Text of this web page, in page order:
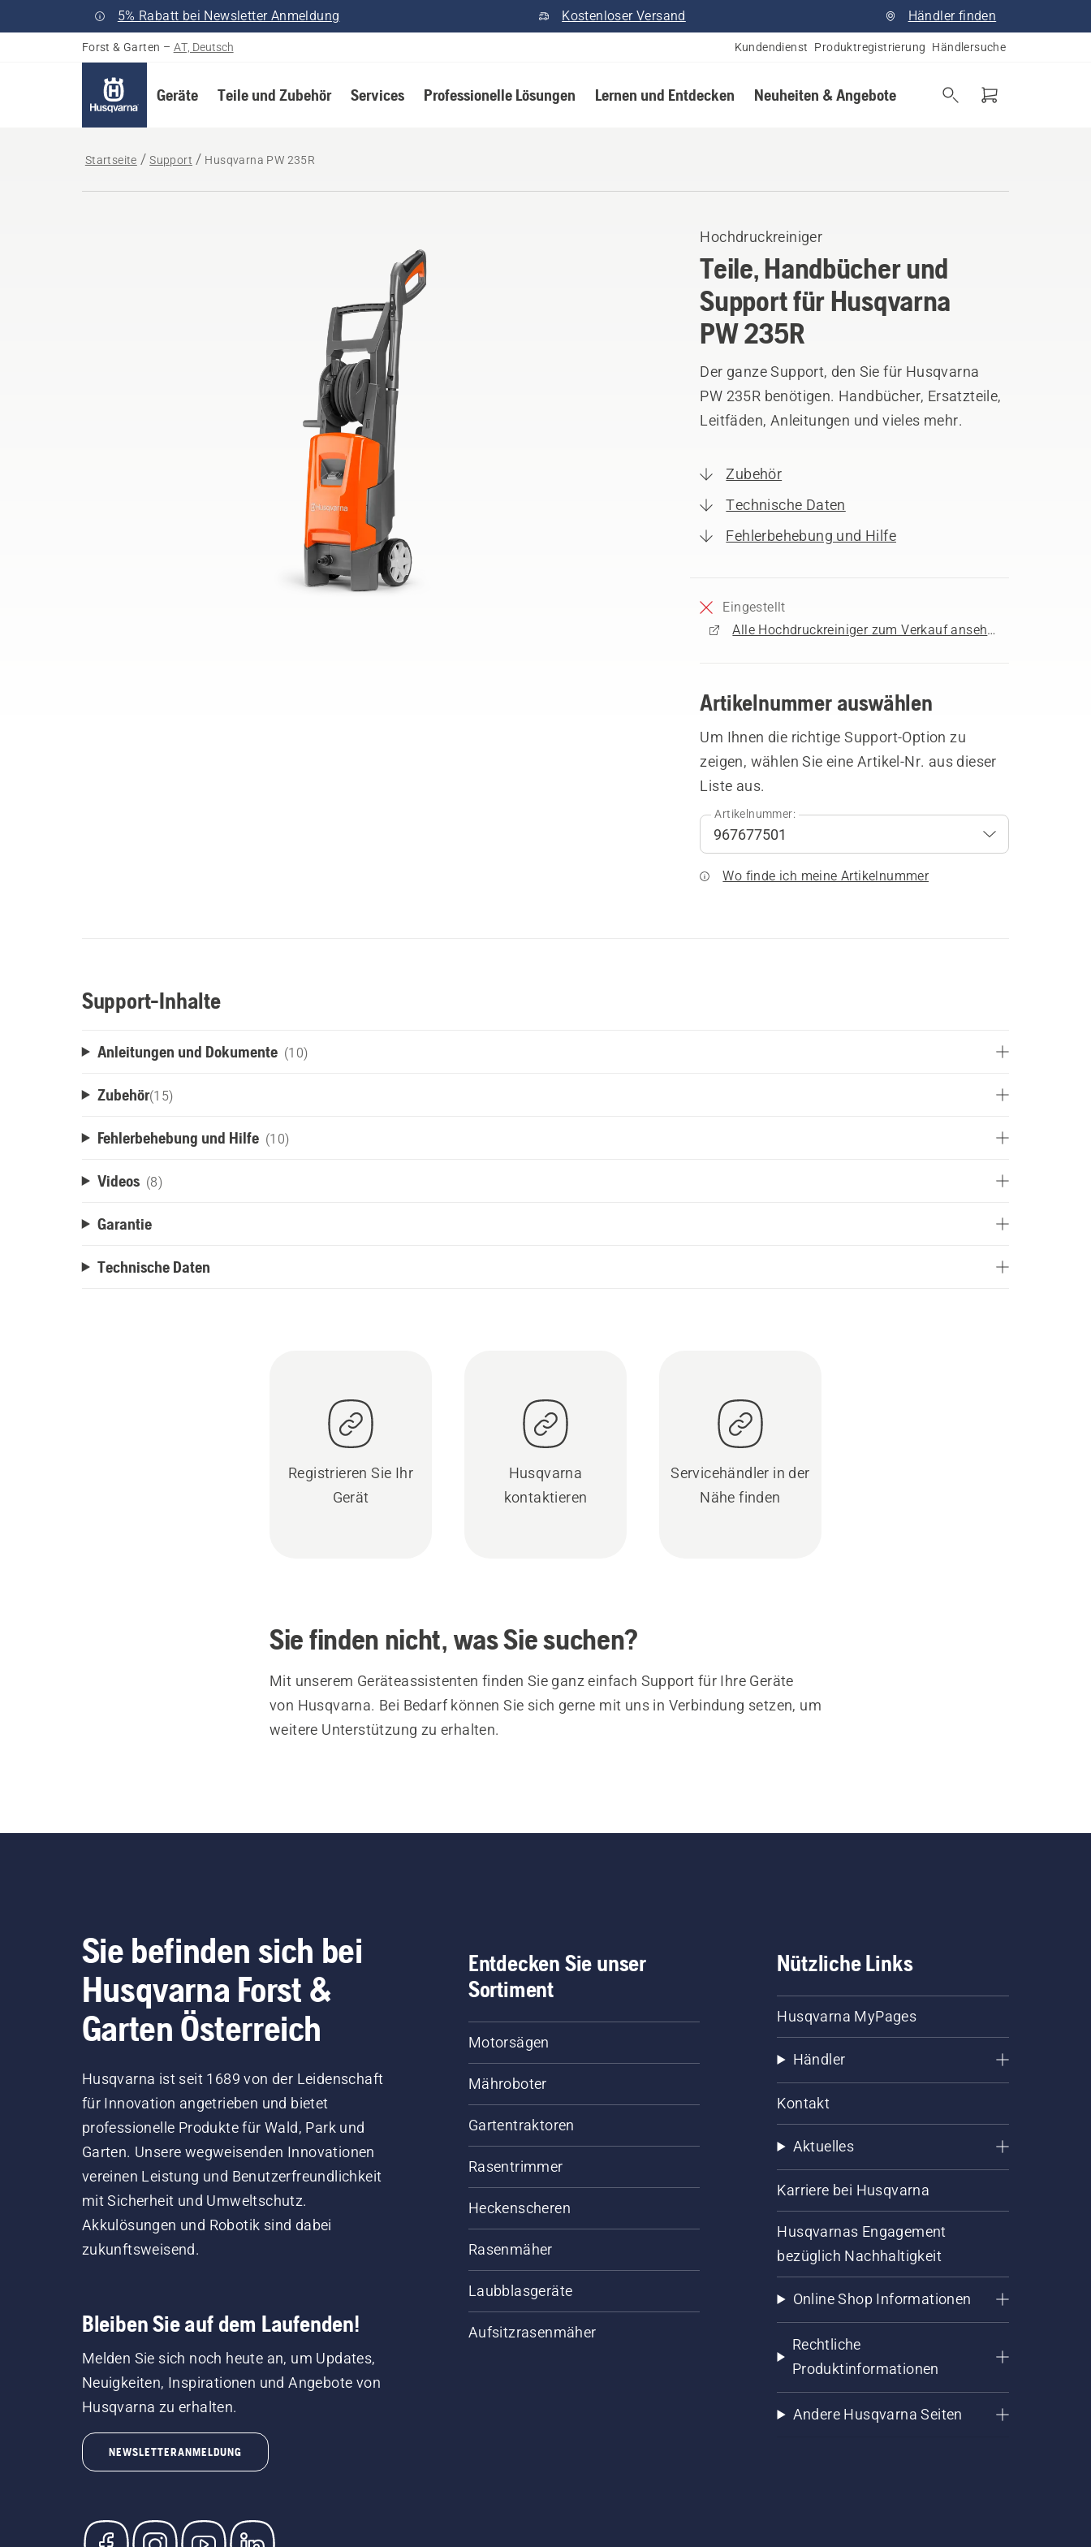
5% Rabatt bei Newsletter Anmeldung Kostenloser Versand Händler finden
Forst & Garten – AT, Deutsch Kundendienst Produktregistrierung Händlersuche
Geräte Teile und Zubehör Services Professionelle Lösungen Lernen und Entdecken Neuheiten & Angebote
Startseite Support Husqvarna PW 235R
Hochdruckreiniger
Teile, Handbücher und
Support für Husqvarna
PW 235R
Der ganze Support, den Sie für Husqvarna
PW 235R benötigen. Handbücher, Ersatzteile,
Leitfäden, Anleitungen und vieles mehr.
Zubehör
Technische Daten
Fehlerbehebung und Hilfe
Eingestellt
Alle Hochdruckreiniger zum Verkauf ansehen
Artikelnummer auswählen
Um Ihnen die richtige Support-Option zu
zeigen, wählen Sie eine Artikel-Nr. aus dieser
Liste aus.
Artikelnummer:
Wo finde ich meine Artikelnummer
Support-Inhalte
Anleitungen und Dokumente (10)
Zubehör(15)
Fehlerbehebung und Hilfe (10)
Videos (8)
Garantie
Technische Daten
Registrieren Sie Ihr
Gerät
Husqvarna
kontaktieren
Servicehändler in der
Nähe finden
Sie finden nicht, was Sie suchen?
Mit unserem Geräteassistenten finden Sie ganz einfach Support für Ihre Geräte
von Husqvarna. Bei Bedarf können Sie sich gerne mit uns in Verbindung setzen, um
weitere Unterstützung zu erhalten.
Sie befinden sich bei
Husqvarna Forst &
Garten Österreich
Husqvarna ist seit 1689 von der Leidenschaft
für Innovation angetrieben und bietet
professionelle Produkte für Wald, Park und
Garten. Unsere wegweisenden Innovationen
vereinen Leistung und Benutzerfreundlichkeit
mit Sicherheit und Umweltschutz.
Akkulösungen und Robotik sind dabei
zukunftsweisend.
Bleiben Sie auf dem Laufenden!
Melden Sie sich noch heute an, um Updates,
Neuigkeiten, Inspirationen und Angebote von
Husqvarna zu erhalten.
NEWSLETTERANMELDUNG
Entdecken Sie unser
Sortiment
Motorsägen
Mähroboter
Gartentraktoren
Rasentrimmer
Heckenscheren
Rasenmäher
Laubblasgeräte
Aufsitzrasenmäher
Nützliche Links
Husqvarna MyPages
Händler
Kontakt
Aktuelles
Karriere bei Husqvarna
Husqvarnas Engagement
bezüglich Nachhaltigkeit
Online Shop Informationen
Rechtliche
Produktinformationen
Andere Husqvarna Seiten